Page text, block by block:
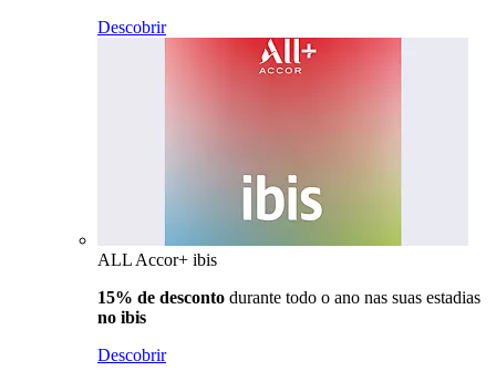
Descobrir
ALL Accor+ ibis
15% de desconto durante todo o ano nas suas estadias
no ibis
Descobrir